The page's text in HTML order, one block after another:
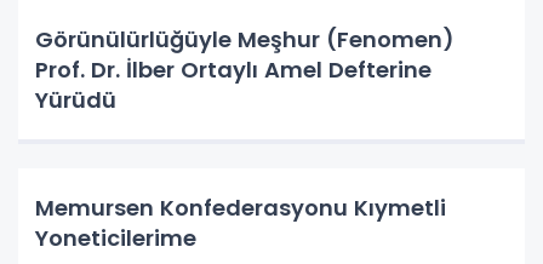
Görünülürlüğüyle Meşhur (Fenomen)
Prof. Dr. İlber Ortaylı Amel Defterine
Yürüdü
Memursen Konfederasyonu Kıymetli
Yoneticilerime